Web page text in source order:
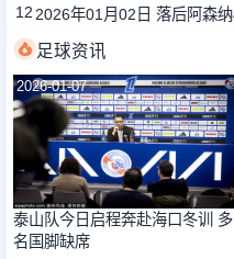
12
足球资讯
2026-01-07
泰山队今日启程奔赴海口冬训 多
名国脚缺席